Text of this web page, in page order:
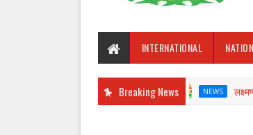
INTERNATIONAL
Breaking News
NEWS लक्ष्मण छपरा के ग्राम